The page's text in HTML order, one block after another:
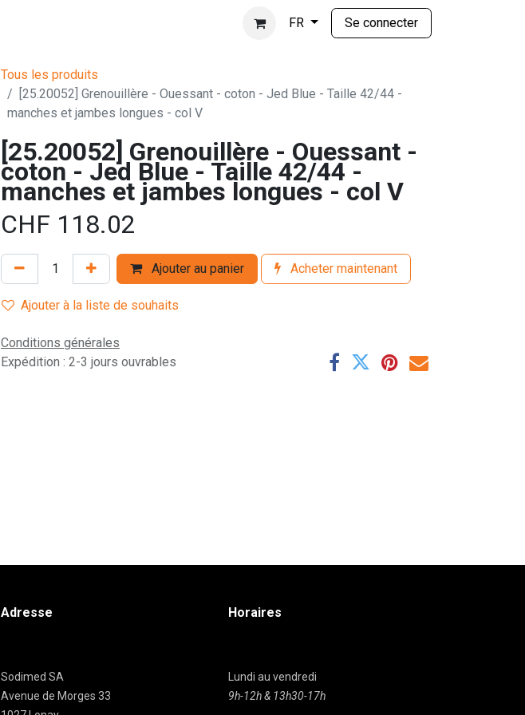
FR Se connecter
Tous les produits
[25.20052] Grenouillère - Ouessant - coton - Jed Blue - Taille 42/44 -
manches et jambes longues - col V
[25.20052] Grenouillère - Ouessant -
coton - Jed Blue - Taille 42/44 -
manches et jambes longues - col V
CHF 118.02
Ajouter au panier Acheter maintenant
Ajouter à la liste de souhaits
Conditions générales
Expédition : 2-3 jours ouvrables
Adresse
Sodimed SA
Avenue de Morges 33
Horaires
Lundi au vendredi
9h-12h & 13h30-17h